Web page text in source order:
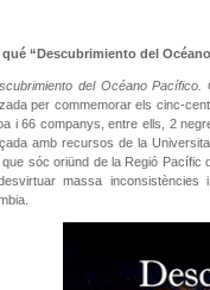
qué “Descubrimiento del
del Océano Pacífico.
per commemorar els cinc-
i 66 companys, entre ells, 2
amb recursos de la
que sóc oriünd de la Regió Pacífic
massa